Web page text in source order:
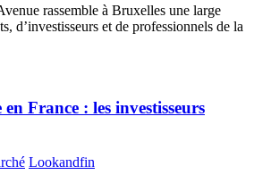
rassemble à Bruxelles une large
d’investisseurs et de professionnels de la
France : les investisseurs
Lookandfin